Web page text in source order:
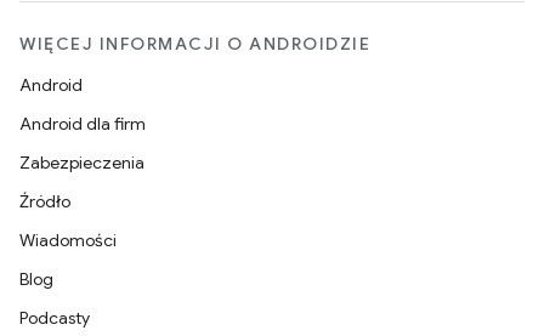
WIĘCEJ INFORMACJI O ANDROIDZIE
Android
Android dla firm
Zabezpieczenia
Źródło
Wiadomości
Blog
Podcasty